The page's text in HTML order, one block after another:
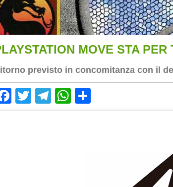
MOVE STA
previsto in concomitanza con il
Facebook
TwitterTelegram
WhatsApp